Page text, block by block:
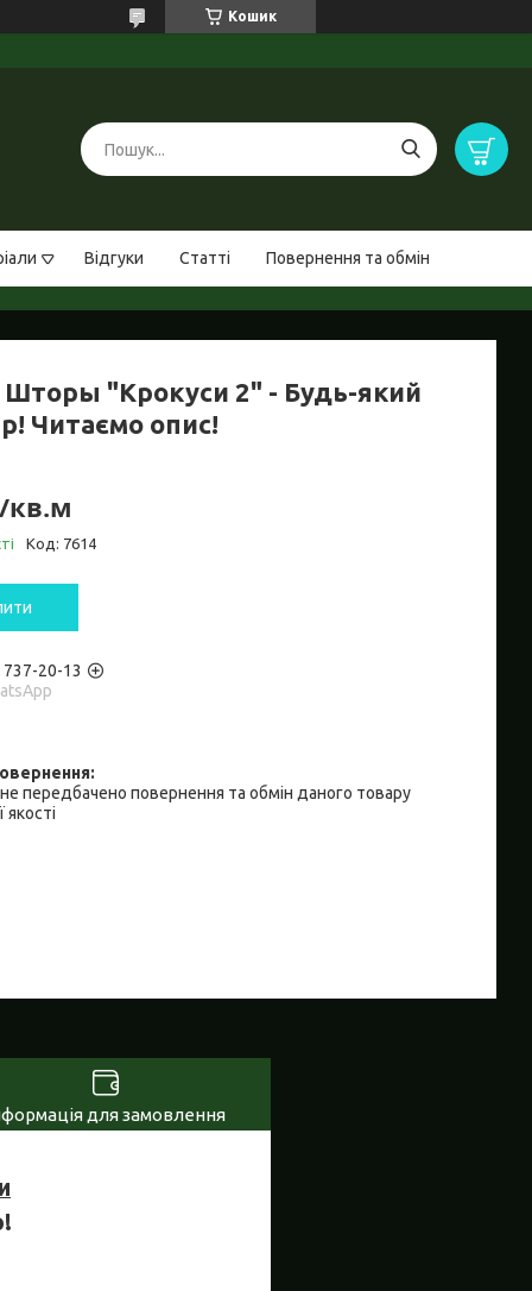
Кошик
Відгуки Статті Повернення та обмін
"Крокуси 2" - Будь-який
Читаємо опис!
кв.м
Код: 7614
737-20-13
передбачено повернення та обмін даного товару
для замовлення